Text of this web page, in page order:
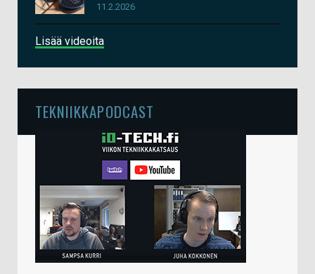
11.2.2026
Lisää videoita
TEKNIIKKAPODCAST